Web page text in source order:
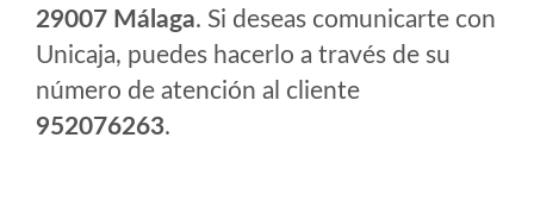
29007 Málaga. Si deseas comunicarte con
Unicaja, puedes hacerlo a través de su
número de atención al cliente
952076263.